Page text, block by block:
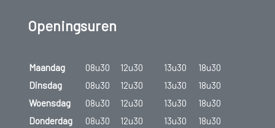
Openingsuren
Maandag 08u30 12u30 13u30
18u30
Dinsdag
08u30 12u30 13u30
18u30
Woensdag
08u30 12u30 13u30
18u30
Donderdag
08u30 12u30 13u30
18u30